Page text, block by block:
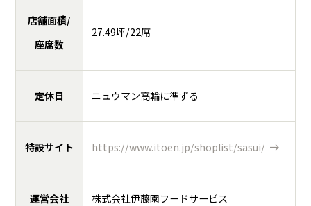
店舗面積/
座席数
27.49坪/22席
定休日 ニュウマン高輪に準ずる
特設サイト https://www.itoen.jp/shoplist/sasui/
運営会社 株式会社伊藤園フードサービス